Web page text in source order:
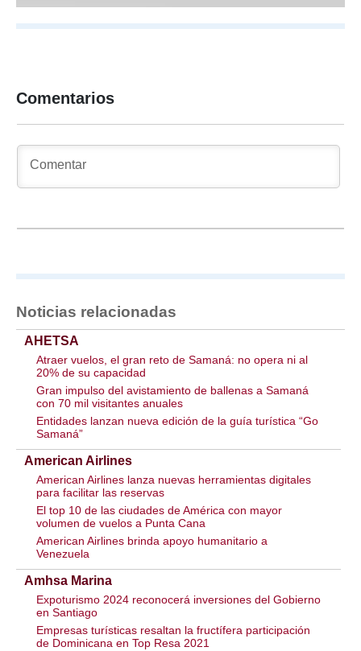
Comentarios
Noticias relacionadas
AHETSA
Atraer vuelos, el gran reto de Samaná: no opera ni al
20% de su capacidad
Gran impulso del avistamiento de ballenas a Samaná
con 70 mil visitantes anuales
Entidades lanzan nueva edición de la guía turística “Go
Samaná”
American Airlines
American Airlines lanza nuevas herramientas digitales
para facilitar las reservas
El top 10 de las ciudades de América con mayor
volumen de vuelos a Punta Cana
American Airlines brinda apoyo humanitario a
Venezuela
Amhsa Marina
Expoturismo 2024 reconocerá inversiones del Gobierno
en Santiago
Empresas turísticas resaltan la fructífera participación
de Dominicana en Top Resa 2021